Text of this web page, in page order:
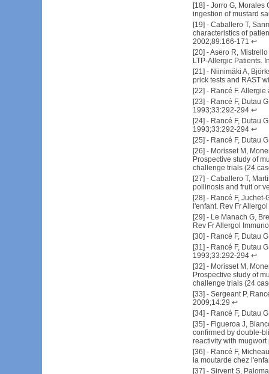
[18] - Jorro G, Morales
ingestion of mustard
[19] - Caballero T,
characteristics of
2002;89:166-171 ↩
[20] -Asero R,
LTP-Allergic Patients.
[21] - Niinimäki A,
prick tests and RAST
[22] - Rancé F.
[23] - Rancé F, Dutau
1993;33:292-294 ↩
[24] - Rancé F, Dutau
1993;33:292-294 ↩
[25] - Rancé F, Dutau
[26] - Morisset M,
Prospective study of
challenge trials (24
[27] - Caballero T,
pollinosis and fruit or
[28] - Rancé F,
l'enfant. Rev Fr
[29] - Le Manach G,
Rev Fr Allergol
[30] - Rancé F, Dutau
[31] - Rancé F, Dutau
1993;33:292-294 ↩
[32] - Morisset M,
Prospective study of
challenge trials (24
[33] - Sergeant P,
2009;14:29 ↩
[34] - Rancé F, Dutau
[35] - Figueroa J,
confirmed by double-
reactivity with
[36] - Rancé F,
la moutarde chez
[37] - Sirvent S,